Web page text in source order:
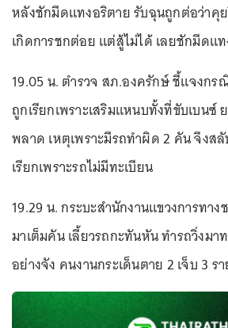
หลังชักมีดแทงอริตาย รับฉุนถูกต่อว่าคุ
เกิดการชกต่อย แต่สู้ไม่ได้ เลยชักมีดแ
19.05 น. ตำรวจ สภ.องครักษ์ ชี้แจงก
ถูกเรียกเพราะเสริมแหนบทั้งที่ขับเบนซ์
พลาด เหตุเพราะมีรถทำผิด 2 คัน จึงส
เรียกเพราะรถไม่มีทะเบียน
19.29 น. กระบะสำนักงานแขวงการทา
มาเต็มคัน เลี้ยวรถกะทันหัน ทำรถวิ่งมา
อย่างจัง คนงานกระเด็นตาย 2 เจ็บ 3 ร